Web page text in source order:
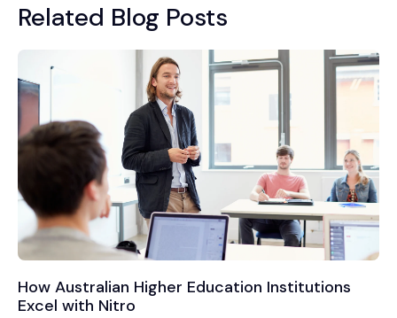
Related Blog Posts
How Australian Higher Education Institutions
Excel with Nitro